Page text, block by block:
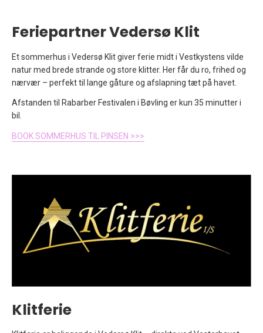
Feriepartner Vedersø Klit
Et sommerhus i Vedersø Klitgiver ferie midt i Vestkystens vilde
natur med brede strande og store klitter. Her får du ro, frihed og
nærvær – perfekt til lange gåture og afslapning tæt på havet.
Afstanden til Rabarber Festivalen i Bøvling er kun 35 minutter i
bil.
BOOK SOMMERHUS TIL PINSEN >>>
Klitferie